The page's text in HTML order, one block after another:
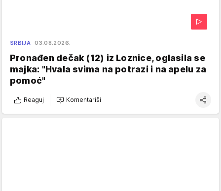
SRBIJA 03.08.2026.
Pronađen dečak (12) iz Loznice, oglasila se
majka: "Hvala svima na potrazi i na apelu za
pomoć"
Reaguj Komentariši